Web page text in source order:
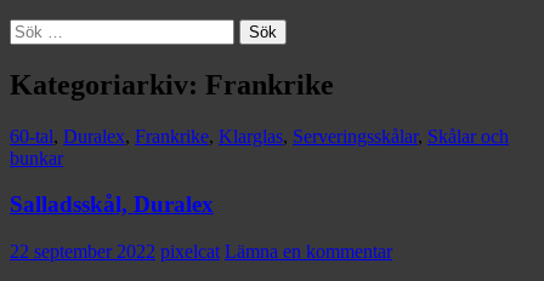
Sök
efter:
Kategoriarkiv: Frankrike
60-tal, Duralex, Frankrike, Klarglas, Serveringsskålar, Skålar och
bunkar
Salladsskål, Duralex
22 september 2022 pixelcat Lämna en kommentar